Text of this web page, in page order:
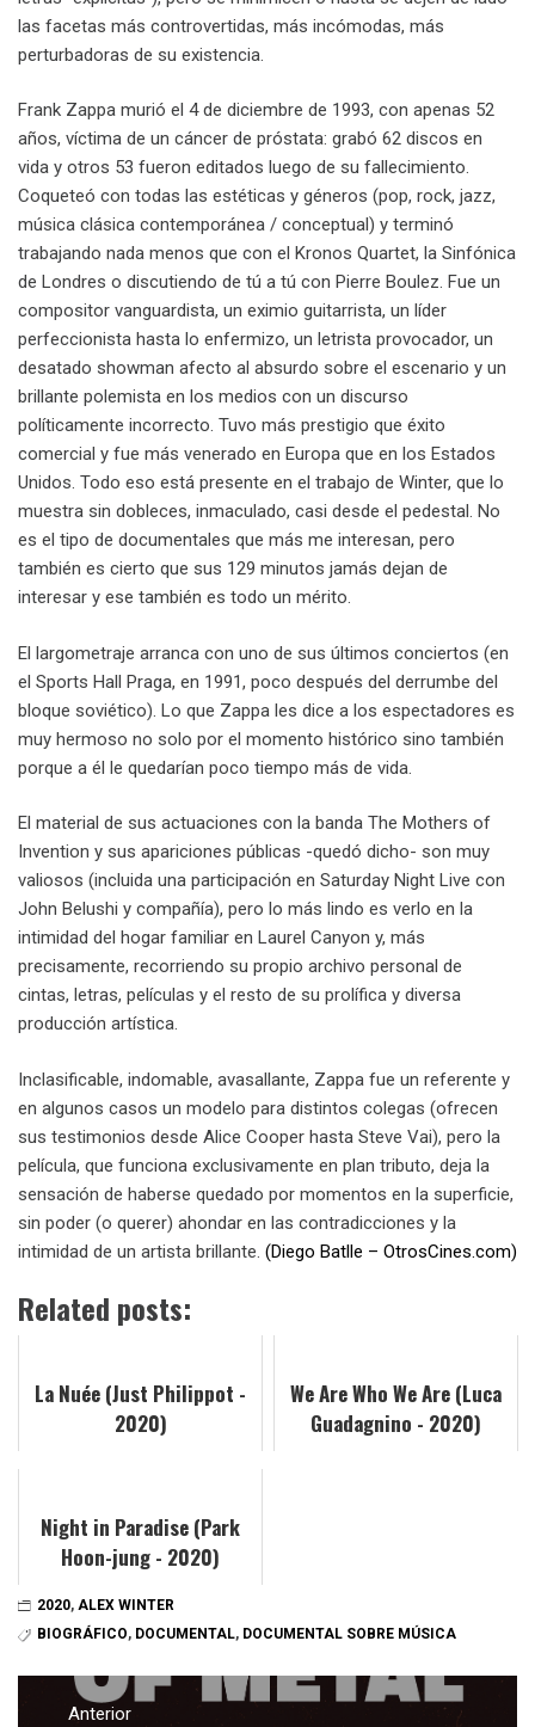
las facetas más controvertidas, más incómodas, más
perturbadoras de su existencia.
Frank Zappa murió el 4 de diciembre de 1993, con apenas 52
años, víctima de un cáncer de próstata: grabó 62 discos en
vida y otros 53 fueron editados luego de su fallecimiento.
Coqueteó con todas las estéticas y géneros (pop, rock, jazz,
música clásica contemporánea / conceptual) y terminó
trabajando nada menos que con el Kronos Quartet, la Sinfónica
de Londres o discutiendo de tú a tú con Pierre Boulez. Fue un
compositor vanguardista, un eximio guitarrista, un líder
perfeccionista hasta lo enfermizo, un letrista provocador, un
desatado showman afecto al absurdo sobre el escenario y un
brillante polemista en los medios con un discurso
políticamente incorrecto. Tuvo más prestigio que éxito
comercial y fue más venerado en Europa que en los Estados
Unidos. Todo eso está presente en el trabajo de Winter, que lo
muestra sin dobleces, inmaculado, casi desde el pedestal. No
es el tipo de documentales que más me interesan, pero
también es cierto que sus 129 minutos jamás dejan de
interesar y ese también es todo un mérito.
El largometraje arranca con uno de sus últimos conciertos (en
el Sports Hall Praga, en 1991, poco después del derrumbe del
bloque soviético). Lo que Zappa les dice a los espectadores es
muy hermoso no solo por el momento histórico sino también
porque a él le quedarían poco tiempo más de vida.
El material de sus actuaciones con la banda The Mothers of
Invention y sus apariciones públicas -quedó dicho- son muy
valiosos (incluida una participación en Saturday Night Live con
John Belushi y compañía), pero lo más lindo es verlo en la
intimidad del hogar familiar en Laurel Canyon y, más
precisamente, recorriendo su propio archivo personal de
cintas, letras, películas y el resto de su prolífica y diversa
producción artística.
Inclasificable, indomable, avasallante, Zappa fue un referente y
en algunos casos un modelo para distintos colegas (ofrecen
sus testimonios desde Alice Cooper hasta Steve Vai), pero la
película, que funciona exclusivamente en plan tributo, deja la
sensación de haberse quedado por momentos en la superficie,
sin poder (o querer) ahondar en las contradicciones y la
intimidad de un artista brillante. (Diego Batlle – OtrosCines.com)
Related posts:
La Nuée (Just Philippot -
2020)
We Are Who We Are (Luca
Guadagnino - 2020)
Night in Paradise (Park
Hoon-jung - 2020)
2020, ALEX WINTER
BIOGRÁFICO, DOCUMENTAL, DOCUMENTAL SOBRE MÚSICA
Navegación
Anterior